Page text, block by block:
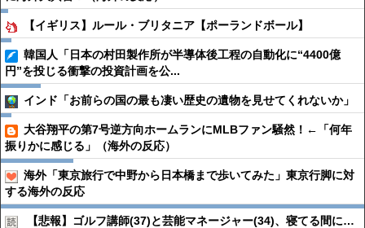
【イギリス】ルール・ブリタニア【ポーランドボール】
韓国人「日本の村田製作所が半導体後工程の自動化に“4400億
円”を投じる衝撃の投資計画を公...
インド「お前らの国の最も凄い歴史の遺物を見せてくれないか」
大谷翔平の第7号逆方向ホームランにMLBファン騒然！←「何年
振りかに感じる」（海外の反応）
海外「東京旅行で中野から日本橋まで歩いてみた」東京行脚に対
する海外の反応
【悲報】ゴルフ講師(37)と芸能マネージャー(34)、寝てる間に…